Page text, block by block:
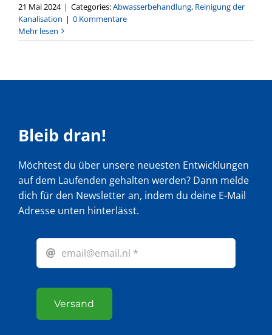
21 Mai 2024 | Categories:Abwasserbehandlung, Reinigung der
Kanalisation | 0 Kommentare
Mehr lesen
Bleib dran!
Möchtest du über unsere neuesten Entwicklungen
auf dem Laufenden gehalten werden? Dann melde
dich für den Newsletter an, indem du deine E-Mail
Adresse unten hinterlässt.
Versand